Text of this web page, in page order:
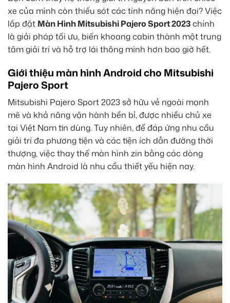
xe của mình còn thiếu sót các tính năng hiện đại? Việc
lắp đặt Màn Hình Mitsubishi Pajero Sport 2023chính
là giải pháp tối ưu, biến khoang cabin thành một trung
tâm giải trí và hỗ trợ lái thông minh hơn bao giờ hết.
Giới thiệu màn hình Android cho Mitsubishi
Pajero Sport
Mitsubishi Pajero Sport 2023 sở hữu vẻ ngoài mạnh
mẽ và khả năng vận hành bền bỉ, được nhiều chủ xe
tại Việt Nam tin dùng. Tuy nhiên, để đáp ứng nhu cầu
giải trí đa phương tiện và các tiện ích dẫn đường thời
thượng, việc thay thế màn hình zin bằng các dòng
màn hình Android là nhu cầu thiết yếu hiện nay.